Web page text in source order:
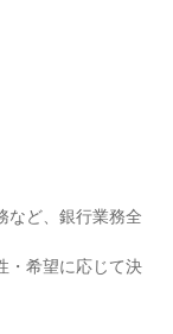
など、銀行業務全
・希望に応じて決